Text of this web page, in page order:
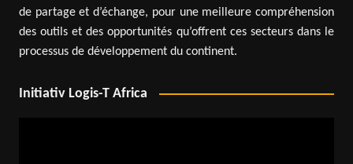
de partage et d’échange, pour une meilleure compréhension
des outils et des opportunités qu’offrent ces secteurs dans le
processus de développement du continent.
Initiativ Logis-T Africa